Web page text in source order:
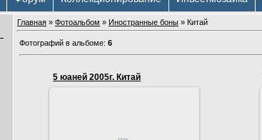
Главная » Фотоальбом » Иностранные боны » Китай
Фотографий в альбоме: 6
5 юаней 2005г. Китай